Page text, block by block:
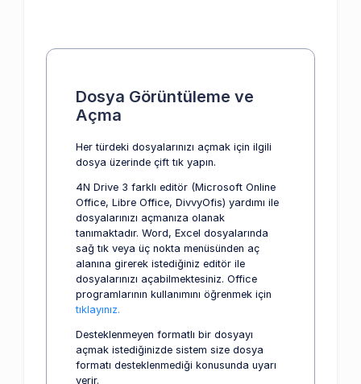
Dosya Görüntüleme ve
Açma
Her türdeki dosyalarınızı açmak için ilgili
dosya üzerinde çift tık yapın.
4N Drive 3 farklı editör (Microsoft Online
Office, Libre Office, DivvyOfis) yardımı ile
dosyalarınızı açmanıza olanak
tanımaktadır. Word, Excel dosyalarında
sağ tık veya üç nokta menüsünden aç
alanına girerek istediğiniz editör ile
dosyalarınızı açabilmektesiniz. Office
programlarının kullanımını öğrenmek için
tıklayınız.
Desteklenmeyen formatlı bir dosyayı
açmak istediğinizde sistem size dosya
formatı desteklenmediği konusunda uyarı
verir.